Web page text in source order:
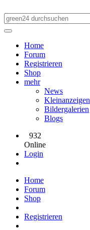
Home
Forum
Registrieren
Shop
mehr
News
Kleinanzeigen
Bildergalerien
Blogs
932
Online
Login
Home
Forum
Shop
Registrieren